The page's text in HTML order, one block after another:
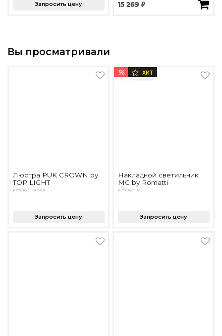
Запросить цену 15 269 ₽
Вы просматривали
Люстра PUK CROWN by
TOP LIGHT
Артикул: OL5491
Запросить цену
% ХИТ
Накладной светильник
MC by Romatti
Артикул: MC
Запросить цену